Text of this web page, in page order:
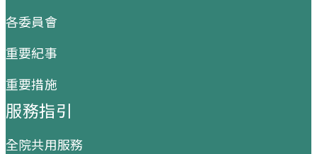
各委員會
重要紀事
重要措施
服務指引
全院共用服務